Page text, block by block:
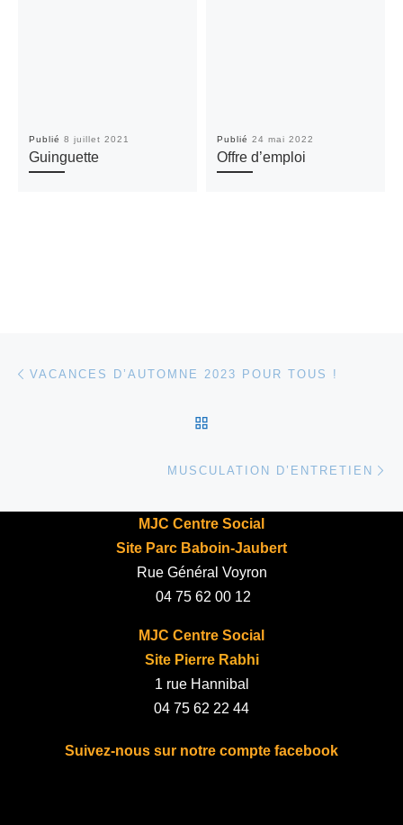
Publié 8 juillet 2021
Guinguette
Publié 24 mai 2022
Offre d’emploi
Parcourir les articles
VACANCES D’AUTOMNE 2023 POUR TOUS !
MUSCULATION D’ENTRETIEN
MJC Centre Social
Site Parc Baboin-Jaubert
Rue Général Voyron
04 75 62 00 12
MJC Centre Social
Site Pierre Rabhi
1 rue Hannibal
04 75 62 22 44
Suivez-nous sur notre compte facebook